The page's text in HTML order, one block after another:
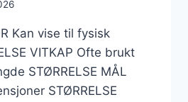
Kan vise til fysisk
VITKAP Ofte brukt
STØRRELSE MÅL
STØRRELSE